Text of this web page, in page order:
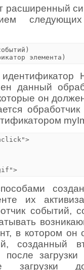
расширенный
следующих
элемента)
данный
он
их
событий,
в котором он
созданный
загрузки
загрузки